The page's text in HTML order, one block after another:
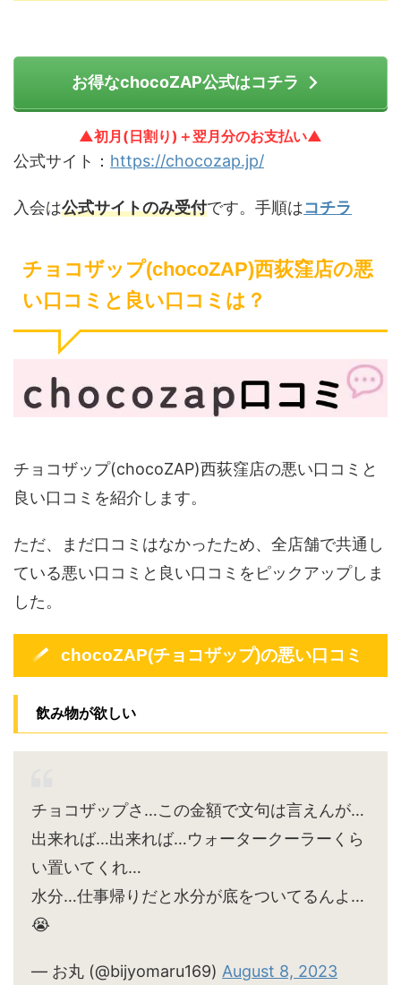
お得なchocoZAP公式はコチラ
▲初月(日割り)＋翌月分のお支払い▲
公式サイト： https://chocozap.jp/
入会は公式サイトのみ受付です。手順はコチラ
チョコザップ(chocoZAP)西荻窪店の悪
い口コミと良い口コミは？
チョコザップ(chocoZAP)西荻窪店の悪い口コミと
良い口コミを紹介します。
ただ、まだ口コミはなかったため、全店舗で共通し
ている悪い口コミと良い口コミをピックアップしま
した。
chocoZAP(チョコザップ)の悪い口コミ
飲み物が欲しい
チョコザップさ…この金額で文句は言えんが…
出来れば…出来れば…ウォータークーラーくら
い置いてくれ…
水分…仕事帰りだと水分が底をついてるんよ…
😭
— お丸 (@bijyomaru169) August 8, 2023